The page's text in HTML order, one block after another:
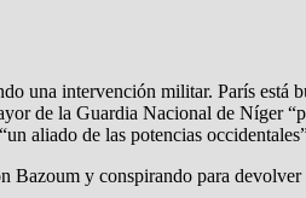
una intervención militar. París
de la Guardia Nacional de Níger
aliado de las potencias
Bazoum y conspirando para devolver